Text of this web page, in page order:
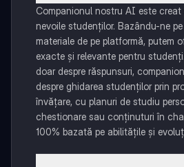
Companionul nostru AI este creat
nevoile studenților. Bazându-ne
materiale de pe platformă, putem
exacte și relevante pentru
doar despre răspunsuri,
despre ghidarea studenților prin
învățare, cu planuri de studiu
chestionare sau conținuturi în
100% bazată pe abilitățile și